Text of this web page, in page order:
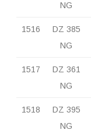
NG
1516
DZ 385
NG
1517
DZ 361
NG
1518
DZ 395
NG